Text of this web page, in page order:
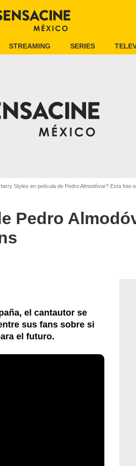
STREAMING SERIES
Styles en película de Pedro Almodóvar? Esta foto
Pedro
esta noticia
el cantautor se
sus fans sobre si
el futuro.